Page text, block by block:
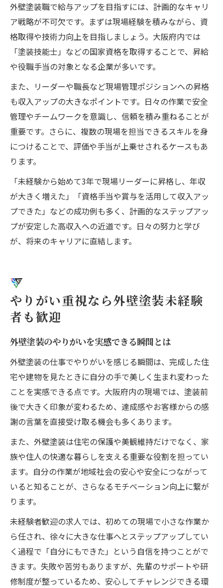
外壁塗装職で給与アップを目指すには、計画的なキャリ
ア戦略が不可欠です。まずは現場経験を積みながら、資
格取得や技術力向上を目指しましょう。大阪府内では
「塗装技能士」などの国家資格を取得することで、昇給
や役職手当の対象となる企業が多いです。
また、リーダーや職長など現場管理ポジションへの昇格
も収入アップの大きなポイントです。日々の作業で安全
管理やチームワークを意識し、信頼を積み重ねることが
重要です。さらに、複数の現場を担当できるスキルを身
につけることで、評価や手当が上乗せされるケースもあ
ります。
「未経験から始めて3年で現場リーダーに昇格し、年収
が大きく増えた」「資格手当や賞与を活用して収入アッ
プできた」などの成功例も多く、計画的なステップアッ
プが安定した高収入への近道です。日々の努力と学び
が、将来のキャリアに直結します。
やりがい重視なら外壁塗装未経験
者も歓迎
外壁塗装のやりがいを実感できる瞬間とは
外壁塗装の仕事でやりがいを感じる瞬間は、完成した住
宅や建物を見たときに自分の手で美しく生まれ変わった
ことを実感できる点です。大阪府内の現場では、塗装前
後で大きく印象が変わるため、達成感やお客様からの感
謝の言葉を直接受け取る機会も多くあります。
また、外壁塗装は住宅の保護や美観維持だけでなく、家
族や住人の快適な暮らしを支える重要な役割を担ってい
ます。自分の作業が地域社会の安心や安全につながって
いると知ることが、さらなるモチベーション向上に繋が
ります。
未経験者歓迎の求人では、初めての現場で小さな作業か
ら任され、徐々に大きな仕事へとステップアップしてい
く過程で「自分にもできた」という自信を持つことがで
きます。失敗や苦労もありますが、先輩のサポートや研
修制度が整っているため、安心してチャレンジできる環